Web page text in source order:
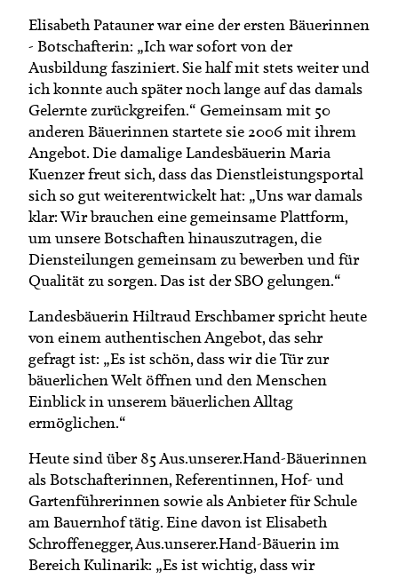
Elisabeth Patauner war eine der ersten Bäuerinnen
- Botschafterin: „Ich war sofort von der
Ausbildung fasziniert. Sie half mit stets weiter und
ich konnte auch später noch lange auf das damals
Gelernte zurückgreifen.“ Gemeinsam mit 50
anderen Bäuerinnen startete sie 2006 mit ihrem
Angebot. Die damalige Landesbäuerin Maria
Kuenzer freut sich, dass das Dienstleistungsportal
sich so gut weiterentwickelt hat: „Uns war damals
klar: Wir brauchen eine gemeinsame Plattform,
um unsere Botschaften hinauszutragen, die
Diensteilungen gemeinsam zu bewerben und für
Qualität zu sorgen. Das ist der SBO gelungen.“
Landesbäuerin Hiltraud Erschbamer spricht heute
von einem authentischen Angebot, das sehr
gefragt ist: „Es ist schön, dass wir die Tür zur
bäuerlichen Welt öffnen und den Menschen
Einblick in unserem bäuerlichen Alltag
ermöglichen.“
Heute sind über 85 Aus.unserer.Hand-Bäuerinnen
als Botschafterinnen, Referentinnen, Hof- und
Gartenführerinnen sowie als Anbieter für Schule
am Bauernhof tätig. Eine davon ist Elisabeth
Schroffenegger, Aus.unserer.Hand-Bäuerin im
Bereich Kulinarik: „Es ist wichtig, dass wir